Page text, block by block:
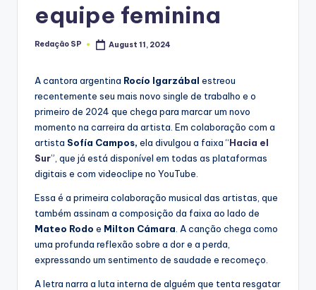
equipe feminina
Posted
Redação SP August 11, 2024
A cantora argentina Rocío Igarzábal estreou
recentemente seu mais novo single de trabalho e o
primeiro de 2024 que chega para marcar um novo
momento na carreira da artista. Em colaboração com a
artista Sofía Campos, ela divulgou a faixa “Hacia el
Sur”, que já está disponível em todas as plataformas
digitais e com videoclipe no YouTube.
Essa é a primeira colaboração musical das artistas, que
também assinam a composição da faixa ao lado de
Mateo Rodo e Milton Cámara . A canção chega como
uma profunda reflexão sobre a dor e a perda,
expressando um sentimento de saudade e recomeço.
A letra narra a luta interna de alguém que tenta resgatar